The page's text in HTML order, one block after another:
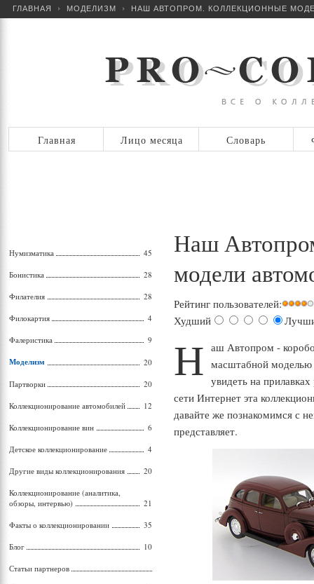
ГЛАВНАЯ МОДЕЛИЗМ НАШ АВТОПРОМ. КОЛЛЕКЦИОННЫЕ
Главная Лицо месяца Словарь
Наш
модели
Рейтинг пользователей:
Худший
Н аш Автопром -
масштабной
увидеть на
сети Интернет эта
давайте же познакомимся с
представляет.
Нумизматика 45
Бонистика 28
Филателия 28
Филокартия 4
Фалеристика 9
Моделизм 20
Партворки 20
Коллекционирование автомобилей 12
Коллекционирование вин 6
Детское коллекционирование 4
Другие виды коллекционирования 20
Коллекционирование (аналитика,
обзоры, интервью)
21
Факты о коллекционировании 35
Блог 10
Статьи партнеров